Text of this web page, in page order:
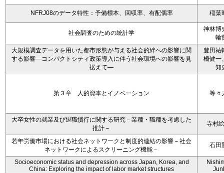
NFRJ08のデータ特性：予備標本、回収率、有配偶率 稲葉
社会調査のための統計学
神林博
輪
大規模調査データを用いた都市形態が与える社会的絆への影響に関
する影響―コンパクトシティ政策導入に伴う社会環境への影響を見
据えて―
豊田祐
橋健一
知
第３章 人的資本とイノベーション 等々
大卒女性の就業及び退職慣行に関する研究－業種・職種を考慮した
推計－
寺村
若年労働市場における社会ネットワークと制度的連結の影響－社会
ネットワークによるスクリーニング機能－
石田
Socioeconomic status and depression across Japan, Korea, and
China: Exploring the impact of labor market structures